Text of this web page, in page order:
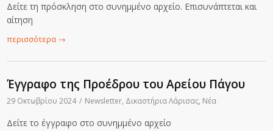
Δείτε τη πρόσκληση στο συνημμένο αρχείο. Επισυνάπτεται και
αίτηση
περισσότερα →
Έγγραφο της Προέδρου του Αρείου Πάγου
29 Οκτωβρίου 2024 / Newsletter, Δικαστήρια Λάρισας, Νέα
Δείτε το έγγραφο στο συνημμένο αρχείο